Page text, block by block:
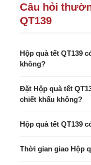
Câu hỏi
QT139
Hộp quà tết QT139
không?
Đặt Hộp quà tết
chiết khấu không?
Hộp quà tết QT139
Thời gian giao Hộp